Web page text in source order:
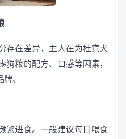
存在差异，主人在为杜宾犬
狗粮的配方、口感等因素，
。
繁进食。一般建议每日喂食